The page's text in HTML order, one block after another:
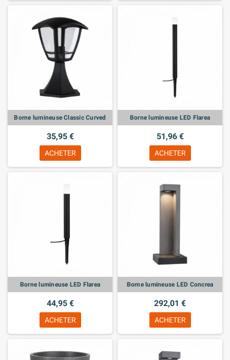
Borne lumineuse Classic Curved
35,95 €
ACHETER
Borne lumineuse LED Flarea
51,96 €
ACHETER
Borne lumineuse LED Flarea
44,95 €
ACHETER
Borne lumineuse LED Concrea
292,01 €
ACHETER